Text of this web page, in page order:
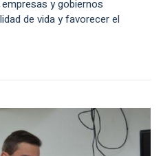
y gobiernos
de vida y favorecer el